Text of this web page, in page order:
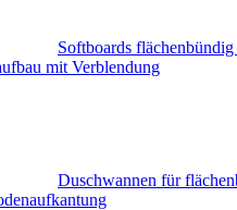
Softboards flächenbündig
mit Verblendung
Duschwannen für